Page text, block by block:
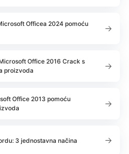
Officea 2024 pomoću
Office 2016 Crack s
proizvoda
Office 2013 pomoću
3 jednostavna načina